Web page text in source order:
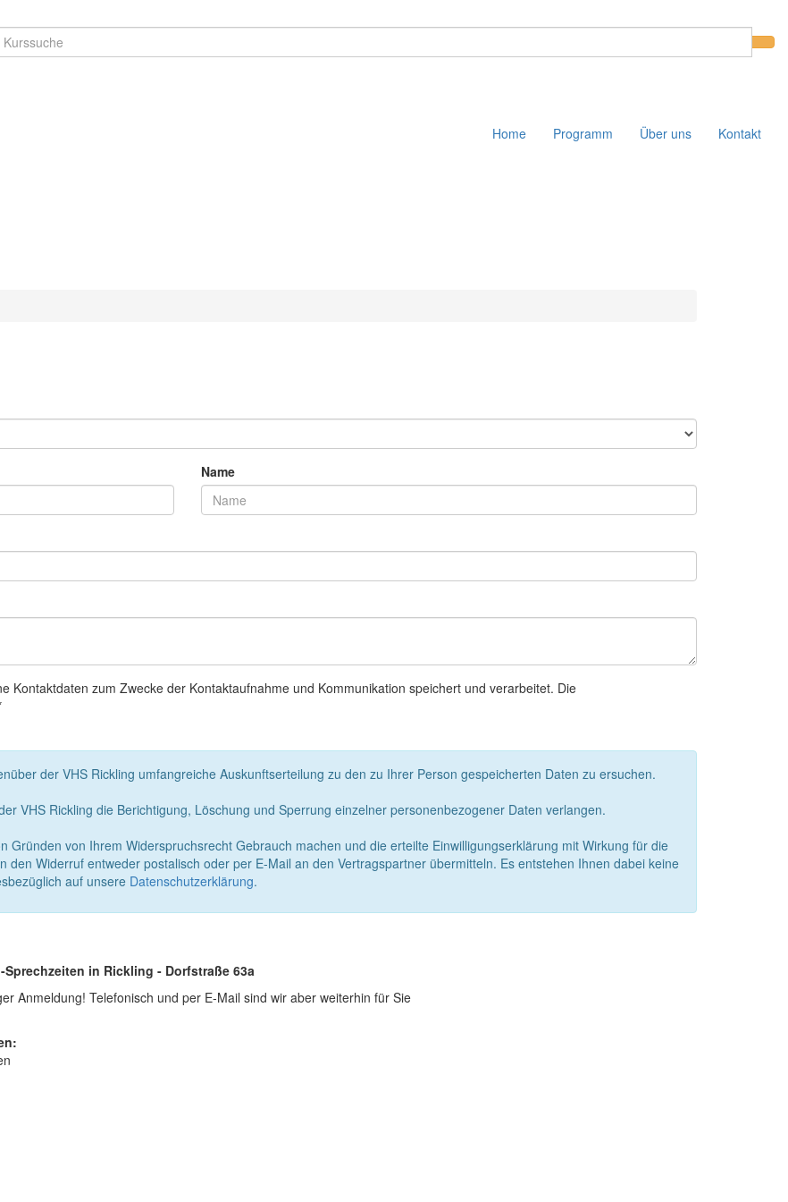
Home Programm Über uns
Kontakt
Name
Kontaktdaten zum Zwecke der Kontaktaufnahme und Kommunikation speichert und verarbeitet. Die
der VHS Rickling umfangreiche Auskunftserteilung zu den zu Ihrer Person gespeicherten Daten zu ersuchen.
VHS Rickling die Berichtigung, Löschung und Sperrung einzelner personenbezogener Daten verlangen.
Gründen von Ihrem Widerspruchsrecht Gebrauch machen und die erteilte Einwilligungserklärung mit Wirkung für die
Widerruf entweder postalisch oder per E-Mail an den Vertragspartner übermitteln. Es entstehen Ihnen dabei keine
auf unsere Datenschutzerklärung.
in Rickling - Dorfstraße 63a
Anmeldung! Telefonisch und per E-Mail sind wir aber weiterhin für Sie